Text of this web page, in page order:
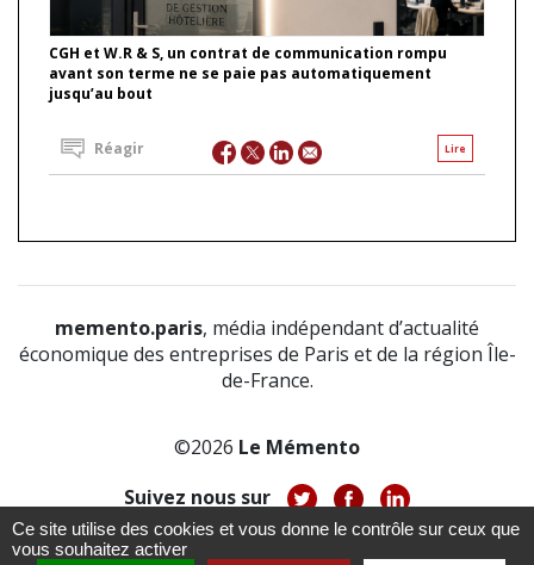
CGH et W.R & S, un contrat de communication rompu
avant son terme ne se paie pas automatiquement
jusqu’au bout
Lire
Réagir
memento.paris, média indépendant d’actualité
économique des entreprises de Paris et de la région Île-
de-France.
©2026 Le Mémento
Suivez nous sur
À propos-Notice légale
Ce site utilise des cookies et vous donne le contrôle sur ceux que
vous souhaitez activer